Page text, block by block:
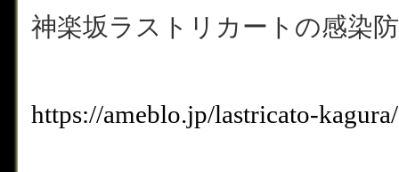
神楽坂ラストリカートの感染
https://ameblo.jp/lastricato-